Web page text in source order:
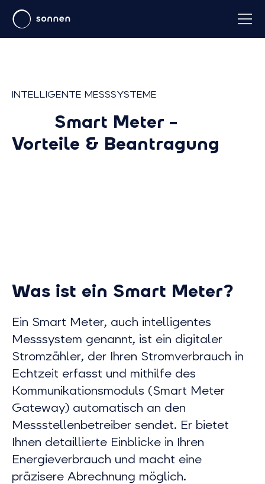
INTELLIGENTE MESSSYSTEME
Smart Meter –
Vorteile & Beantragung
Was ist ein Smart Meter?
Ein Smart Meter, auch intelligentes
Messsystem genannt, ist ein digitaler
Stromzähler, der Ihren Stromverbrauch in
Echtzeit erfasst und mithilfe des
Kommunikationsmoduls (Smart Meter
Gateway) automatisch an den
Messstellenbetreiber sendet. Er bietet
Ihnen detaillierte Einblicke in Ihren
Energieverbrauch und macht eine
präzisere Abrechnung möglich.